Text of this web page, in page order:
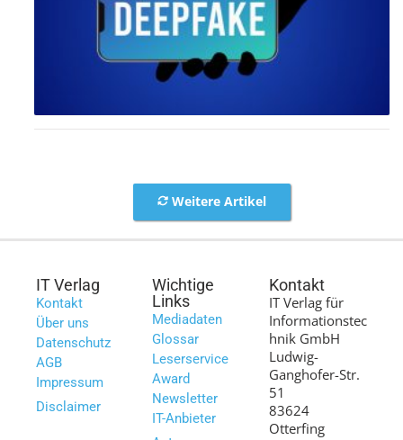
Weitere Artikel
IT Verlag
Kontakt
Über uns
Datenschutz
AGB
Impressum
Disclaimer
Wichtige
Links
Mediadaten
Glossar
Leserservice
Award
Newsletter
IT-Anbieter
Kontakt
IT Verlag für
Informationstec
hnik GmbH
Ludwig-
Ganghofer-Str.
51
83624
Otterfing